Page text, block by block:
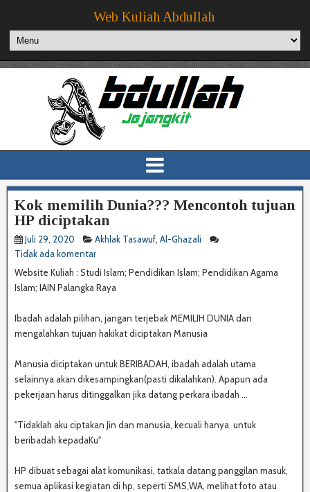
Web Kuliah Abdullah
Kok memilih Dunia??? Mencontoh tujuan
HP diciptakan
Juli 29, 2020 Akhlak Tasawuf, Al-Ghazali
Tidak ada komentar
Website Kuliah : Studi Islam; Pendidikan Islam; Pendidikan Agama
Islam; IAIN Palangka Raya
Ibadah adalah pilihan, jangan terjebak MEMILIH DUNIA dan
mengalahkan tujuan hakikat diciptakan Manusia
Manusia diciptakan untuk BERIBADAH, ibadah adalah utama
selainnya akan dikesampingkan(pasti dikalahkan). Apapun ada
pekerjaan harus ditinggalkan jika datang perkara ibadah ...
"Tidaklah aku ciptakan Jin dan manusia, kecuali hanya untuk
beribadah kepadaKu"
HP dibuat sebagai alat komunikasi, tatkala datang panggilan masuk,
semua aplikasi kegiatan di hp, seperti SMS,WA, melihat foto atau